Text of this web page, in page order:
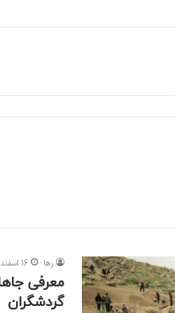
رها 16 اسفند 1401
معرفی
گردشگران